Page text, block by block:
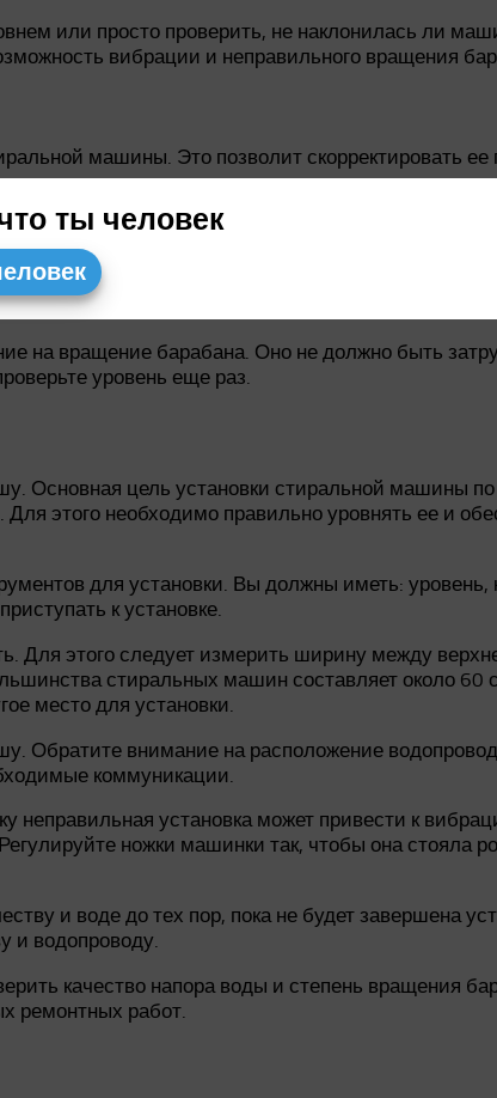
или просто проверить, не наклонилась ли
вибрации и неправильного вращения
машины. Это позволит скорректировать
специальных регулировочных винтов или
ее небалансного положения. Также
на вращение барабана. Оно не должно быть
уровень еще раз.
Основная цель установки стиральной машины
этого необходимо правильно уровнять ее и
для установки. Вы должны иметь: уровень,
к установке.
Для этого следует измерить ширину между
стиральных машин составляет около
место для установки.
Обратите внимание на расположение
коммуникации.
установка может привести к
ножки машинки так, чтобы она стояла
и воде до тех пор, пока не будет завершена
и водопроводу.
качество напора воды и степень вращения
ремонтных работ.
ты человек